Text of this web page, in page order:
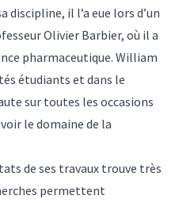
discipline, il l’a eue lors d’un
Olivier Barbier, où il a
pharmaceutique. William
étudiants et dans le
sur toutes les occasions
le domaine de la
de ses travaux trouve très
permettent